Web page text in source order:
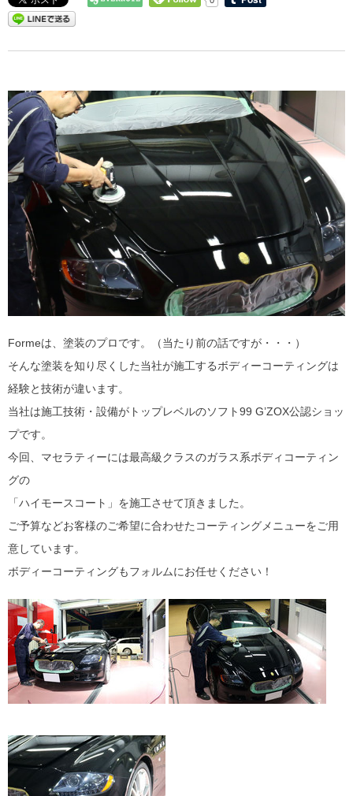
Formeは、塗装のプロです。（当たり前の話ですが・・・）
そんな塗装を知り尽くした当社が施工するボディーコーティングは
経験と技術が違います。
当社は施工技術・設備がトップレベルのソフト99 G’ZOX公認ショッ
プです。
今回、マセラティーには最高級クラスのガラス系ボディコーティン
グの
「ハイモースコート」を施工させて頂きました。
ご予算などお客様のご希望に合わせたコーティングメニューをご用
意しています。
ボディーコーティングもフォルムにお任せください！